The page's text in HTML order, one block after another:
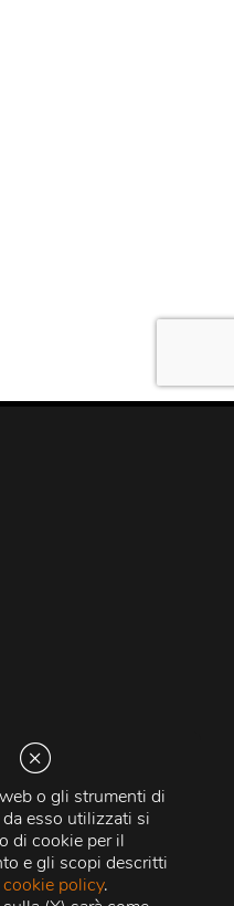
o gli strumenti di
esso utilizzati si
di cookie per il
e gli scopi descritti
cookie policy.